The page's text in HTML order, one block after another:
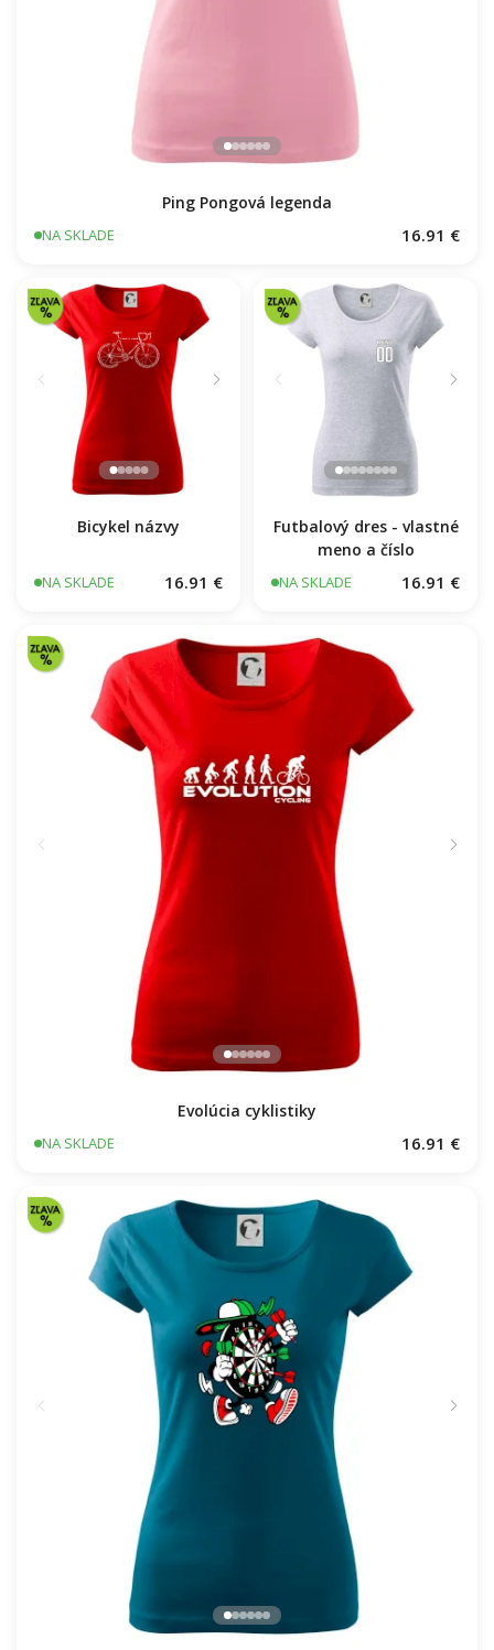
Ping Pongová legenda
NA SKLADE 16.91 €
Bicykel názvy
NA SKLADE 16.91 €
Futbalový dres - vlastné
meno a číslo
NA SKLADE 16.91 €
Evolúcia cyklistiky
NA SKLADE 16.91 €